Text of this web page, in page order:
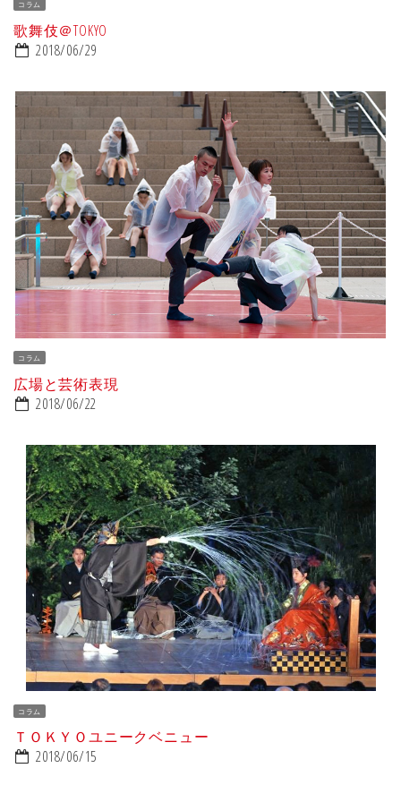
コラム
歌舞伎＠TOKYO
2018/06/29
コラム
広場と芸術表現
2018/06/22
コラム
ＴＯＫＹＯユニークベニュー
2018/06/15